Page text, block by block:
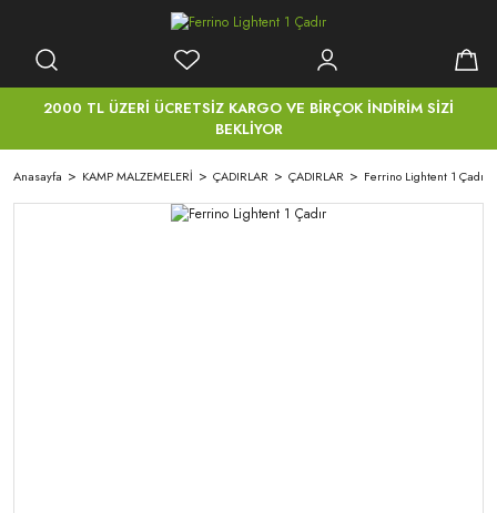
2000 TL ÜZERİ ÜCRETSİZ KARGO VE BİRÇOK İNDİRİM SİZİ
BEKLİYOR
Anasayfa KAMP MALZEMELERİ ÇADIRLAR ÇADIRLAR Ferrino Lightent 1 Çadır